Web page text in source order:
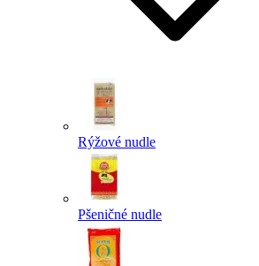
Rýžové nudle
Pšeničné nudle